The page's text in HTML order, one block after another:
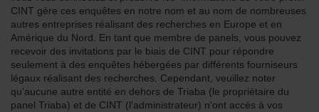
CINT gère ces enquêtes en notre nom et au nom de nombreuses
autres entreprises réalisant des recherches en Europe et en
Amérique du Nord. En tant que membre de panels, vous pouvez
recevoir des invitations par le biais de CINT pour répondre
seulement à des enquêtes hébergées par différents fourniseurs
légaux réalisant des recherches. Cependant, veuillez noter
qu'aucune autre entité en dehors de Triaba (le propriétaire du
panel Triaba) et de CINT (l'administrateur) n'ont accès à vos